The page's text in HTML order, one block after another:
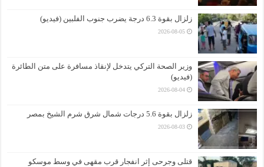
زلزال بقوة 6.3 درجة يضرب جنوب الفلبين (فيديو)
2026-08-05
وزير الصحة التركي يتدخل لإنقاذ مسافرة على متن الطائرة
(فيديو)
2026-08-04
زلزال بقوة 5.6 درجات شمال شرق شرم الشيخ بمصر
2026-08-03
قتلى وجرحى إثر انفجار قرب مقهى في وسط موسكو